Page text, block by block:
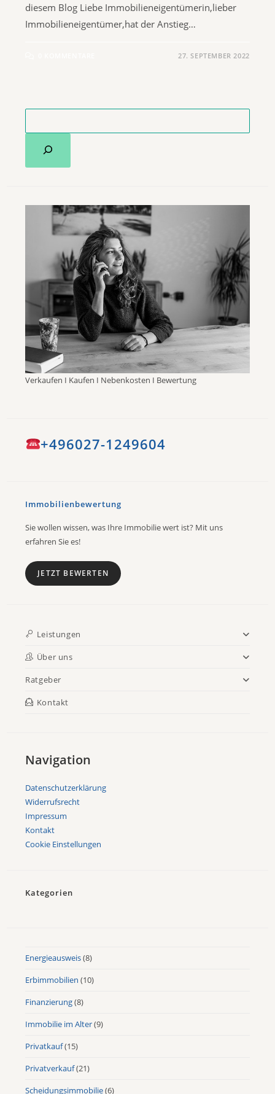
diesem Blog​ Liebe Immobilieneigentümerin,lieber
Immobilieneigentümer,hat der Anstieg…
27. SEPTEMBER 2022
Verkaufen I Kaufen I Nebenkosten I Bewertung
+496027-1249604
Immobilienbewertung
Sie wollen wissen, was Ihre Immobilie wert ist? Mit uns
erfahren Sie es!
JETZT BEWERTEN
Leistungen
Über uns
Ratgeber
Kontakt
Navigation
Datenschutzerklärung
Widerrufsrecht
Impressum
Kontakt
Cookie Einstellungen
Kategorien
Energieausweis(8)
Erbimmobilien (10)
Finanzierung(8)
Immobilie im Alter(9)
Privatkauf(15)
Privatverkauf(21)
Scheidungsimmobilie(6)